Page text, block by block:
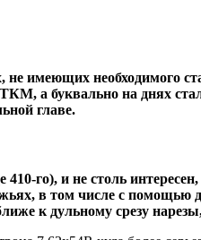
имеющих необходимого
а буквально на днях
главе.
го), и не столь интересен,
в том числе с
к дульному срезу